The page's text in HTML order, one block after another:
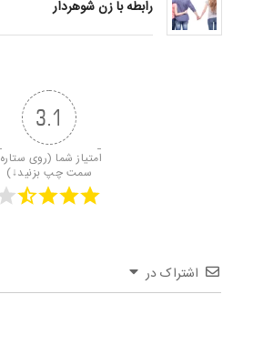
رابطه با زن شوهردار
3.1
امتیاز شما (روی ستاره
سمت چپ بزنید↓)
اشتراک در